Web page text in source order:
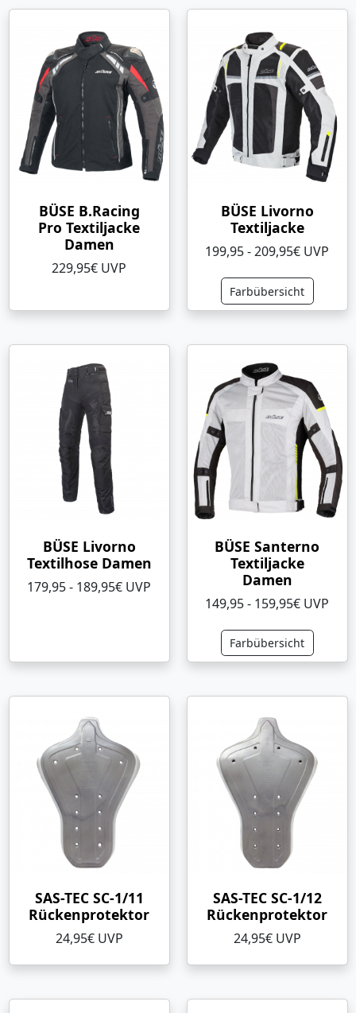
BÜSE B.Racing
Pro Textiljacke
Damen
229,95€ UVP
BÜSE Livorno
Textiljacke
199,95 - 209,95€ UVP
Farbübersicht
BÜSE Livorno
Textilhose Damen
179,95 - 189,95€ UVP
BÜSE Santerno
Textiljacke
Damen
149,95 - 159,95€ UVP
Farbübersicht
SAS-TEC SC-1/11
Rückenprotektor
24,95€ UVP
SAS-TEC SC-1/12
Rückenprotektor
24,95€ UVP